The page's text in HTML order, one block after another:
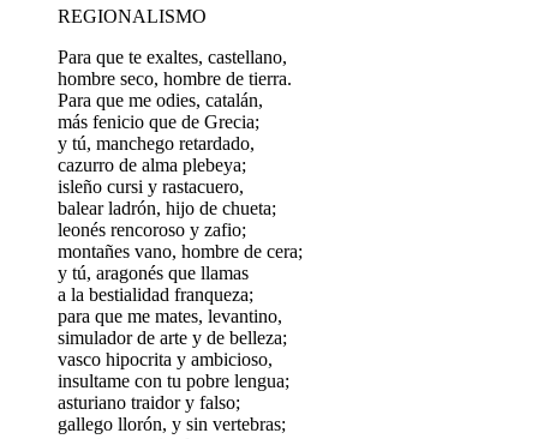
REGIONALISMO
Para que te exaltes, castellano,
hombre seco, hombre de tierra.
Para que me odies, catalán,
más fenicio que de Grecia;
y tú, manchego retardado,
cazurro de alma plebeya;
isleño cursi y rastacuero,
balear ladrón, hijo de chueta;
leonés rencoroso y zafio;
montañes vano, hombre de cera;
y tú, aragonés que llamas
a la bestialidad franqueza;
para que me mates, levantino,
simulador de arte y de belleza;
vasco hipocrita y ambicioso,
insultame con tu pobre lengua;
asturiano traidor y falso;
gallego llorón, y sin vertebras;